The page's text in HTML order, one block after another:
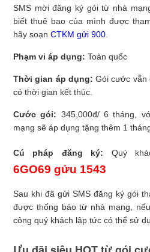
SMS mời đăng ký gói từ nhà
biết thuê bao của mình được
hãy soạn CTKM gửi 900
Phạm vi áp dụng: Toàn quốc
Thời gian áp dụng: Gói cước vẫn
có thời gian kết thúc.
Cước gói: 345,000đ/ 6 tháng,
mạng sẽ áp dụng tặng thêm 1
Cú pháp đăng ký: Quý
6GO69 gửu 1543
Sau khi đã gửi SMS đăng ký gói
được thống báo từ nhà mạng,
công quý khách lập tức có thể sử